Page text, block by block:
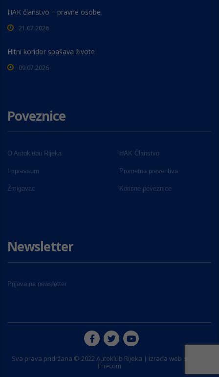
HAK članstvo – pravne osobe
21.07.2026
Hitni koridor spašava živote
09.07.2026
Poveznice
O Autoklubu Rijeka HAK Članstvo
Impressum Prometna preventiva
Žmigavac Korisne poveznice
Newsletter
Prijava na newsletter
Sva prava pridržana © 2022 Autoklub Rijeka | Izrada web stranice
Enecom